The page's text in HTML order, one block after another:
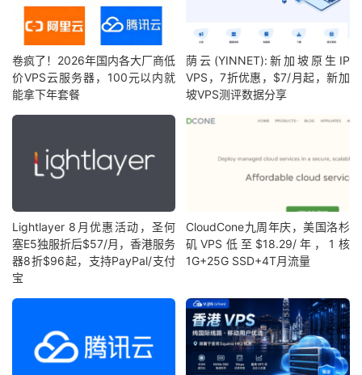
卷疯了！2026年国内各大厂商低
价VPS云服务器，100元以内就
能拿下年套餐
荫云(YINNET):新加坡原生IP
VPS，7折优惠，$7/月起，新加
坡VPS测评数据分享
Lightlayer 8月优惠活动，圣何
塞E5独服折后$57/月，香港服务
器8折$96起，支持PayPal/支付
宝
CloudCone九周年庆，美国洛杉
矶VPS低至$18.29/年，1核
1G+25G SSD+4T月流量